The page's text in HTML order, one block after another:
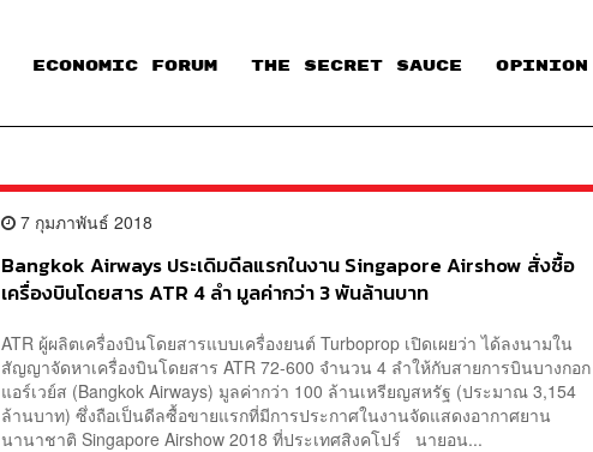
ECONOMIC FORUM THE SECRET SAUCE​ OPINION
7 กุมภาพันธ์ 2018
Bangkok Airways ประเดิมดีลแรกในงาน Singapore Airshow สั่งซื้อ
เครื่องบินโดยสาร ATR 4 ลำ มูลค่ากว่า 3 พันล้านบาท
ATR ผู้ผลิตเครื่องบินโดยสารแบบเครื่องยนต์ Turboprop เปิดเผยว่า ได้ลงนามใน
สัญญาจัดหาเครื่องบินโดยสาร ATR 72-600 จำนวน 4 ลำให้กับสายการบินบางกอก
แอร์เวย์ส (Bangkok Airways) มูลค่ากว่า 100 ล้านเหรียญสหรัฐ (ประมาณ 3,154
ล้านบาท) ซึ่งถือเป็นดีลซื้อขายแรกที่มีการประกาศในงานจัดแสดงอากาศยาน
นานาชาติ Singapore Airshow 2018 ที่ประเทศสิงคโปร์ นายอน...